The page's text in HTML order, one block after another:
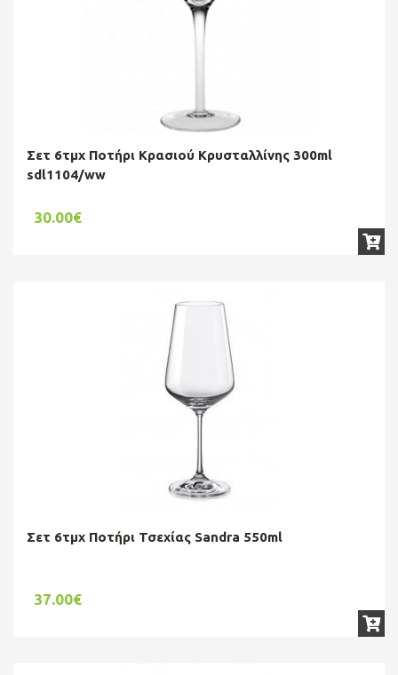
Σετ 6τμχ Ποτήρι Κρασιού Κρυσταλλίνης 300ml
sdl1104/ww
30.00€
Σετ 6τμχ Ποτήρι Τσεχίας Sandra 550ml
37.00€